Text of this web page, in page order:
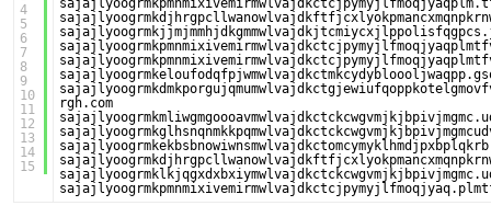
4
5
6
7
8
9
10
11
12
13
14
15
rgh.com